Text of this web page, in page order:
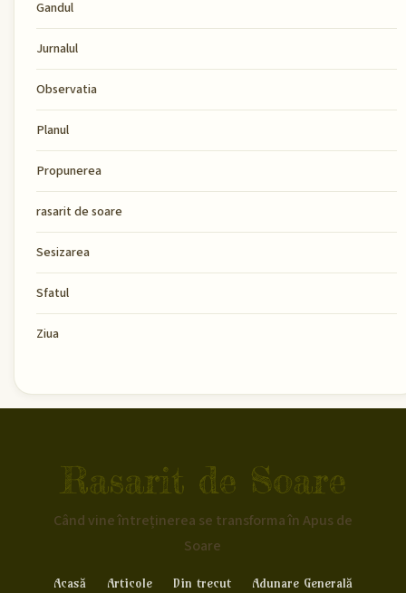
Gandul
Jurnalul
Observatia
Planul
Propunerea
rasarit de soare
Sesizarea
Sfatul
Ziua
Rasarit de Soare
Când vine întreținerea se transforma în Apus de
Soare
Acasă Articole Din trecut
Adunare Generală